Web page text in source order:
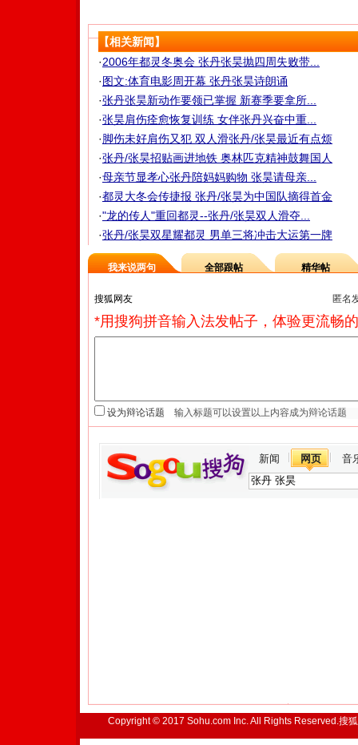
【相关新闻】
·2006年都灵冬奥会 张丹张昊抛四周失败带...
·图文:体育电影周开幕 张丹张昊诗朗诵
·张丹张昊新动作要领已掌握 新赛季要拿所...
·张昊肩伤痊愈恢复训练 女伴张丹兴奋中重...
·脚伤未好肩伤又犯 双人滑张丹/张昊最近有点烦
·张丹/张昊招贴画进地铁 奥林匹克精神鼓舞国人
·母亲节显孝心张丹陪妈妈购物 张昊请母亲...
·都灵大冬会传捷报 张丹/张昊为中国队摘得首金
·"龙的传人"重回都灵--张丹/张昊双人滑夺...
·张丹/张昊双星耀都灵 男单三将冲击大运第一牌
我来说两句 全部跟帖 精华帖
匿名
*用搜狗拼音输入法发帖子，体验更流畅
设为辩论话题
新闻 网页 音
Copyright © 2017 Sohu.com Inc. All Rights Reserved.搜